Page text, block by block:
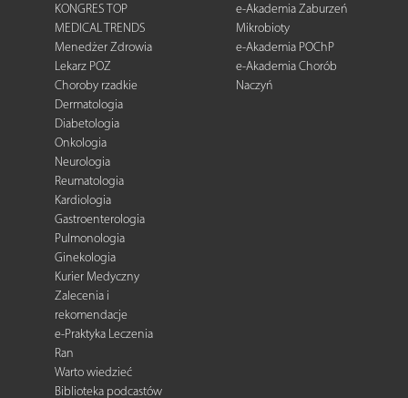
KONGRES TOP
MEDICAL TRENDS
Menedżer Zdrowia
Lekarz POZ
Choroby rzadkie
Dermatologia
Diabetologia
Onkologia
Neurologia
Reumatologia
Kardiologia
Gastroenterologia
Pulmonologia
Ginekologia
Kurier Medyczny
Zalecenia i
rekomendacje
e-Praktyka Leczenia
Ran
Warto wiedzieć
Biblioteka podcastów
e-Akademia Zaburzeń
Mikrobioty
e-Akademia POChP
e-Akademia Chorób
Naczyń